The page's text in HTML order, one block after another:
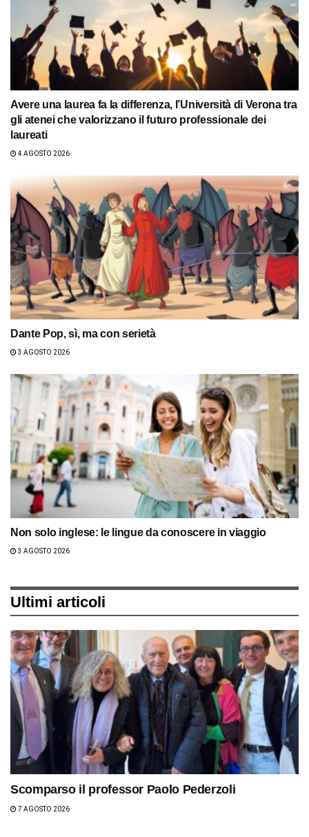
Avere una laurea fa la differenza, l’Università di Verona tra
gli atenei che valorizzano il futuro professionale dei
laureati
4 AGOSTO 2026
Dante Pop, sì, ma con serietà
3 AGOSTO 2026
Non solo inglese: le lingue da conoscere in viaggio
3 AGOSTO 2026
Ultimi articoli
Scomparso il professor Paolo Pederzoli
7 AGOSTO 2026